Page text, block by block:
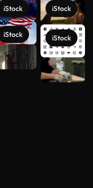
iStock
iStock
iStock
iStock
Scopri di
più